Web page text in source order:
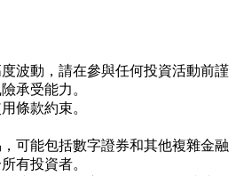
波動，請在參與任何投資活動前謹
承受能力。
條款約束。
可能包括數字證券和其他複雜金融
有投資者。